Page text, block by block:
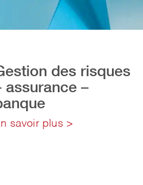
des risques
assurance –
savoir plus >